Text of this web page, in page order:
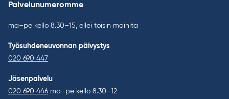
Palvelunumeromme
ma–pe kello 8.30–15, ellei toisin mainita
Työsuhdeneuvonnan päivystys
020 690 447
Jäsenpalvelu
020 690 446 ma–pe kello 8.30–12